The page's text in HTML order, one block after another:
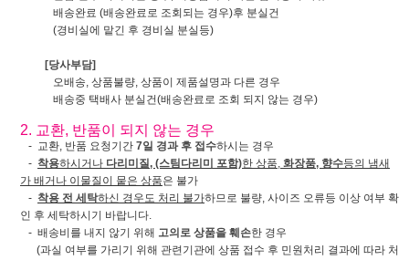
배송완료 (배송완료로 조회되는 경우)후 분실건
(경비실에 맡긴 후 경비실 분실등)
[당사부담]
오배송, 상품불량, 상품이 제품설명과 다른 경우
배송중 택배사 분실건(배송완료로 조회 되지 않는 경우)
2. 교환, 반품이 되지 않는 경우
- 교환, 반품 요청기간 7일 경과 후 접수하시는 경우
- 착용하시거나 다리미질, (스팀다리미 포함)한 상품, 화장품, 향수등의 냄새
가 배거나 이물질이 뭍은 상품은 불가
- 착용 전 세탁하신 경우도 처리 불가하므로 불량, 사이즈 오류등 이상 여부 확
인 후 세탁하시기 바랍니다.
- 배송비를 내지 않기 위해 고의로 상품을 훼손한 경우
(과실 여부를 가리기 위해 관련기관에 상품 접수 후 민원처리 결과에 따라 처